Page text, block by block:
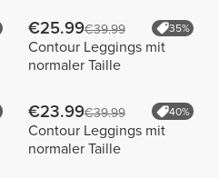
€25.99€39.99 35%
Contour Leggings mit
normaler Taille
€23.99€39.99 40%
Contour Leggings mit
normaler Taille